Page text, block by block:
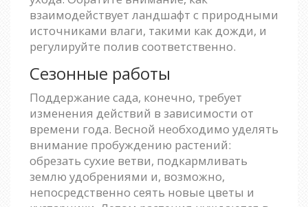
взаимодействует ландшафт с природными
источниками влаги, такими как дожди, и
регулируйте полив соответственно.
Сезонные работы
Поддержание сада, конечно, требует
изменения действий в зависимости от
времени года. Весной необходимо уделять
внимание пробуждению растений:
обрезать сухие ветви, подкармливать
землю удобрениями и, возможно,
непосредственно сеять новые цветы и